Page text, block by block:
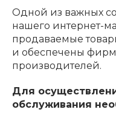
Одной из важных
нашего интернет-
продаваемые
и обеспечены
производителей.
Для
обслуживания